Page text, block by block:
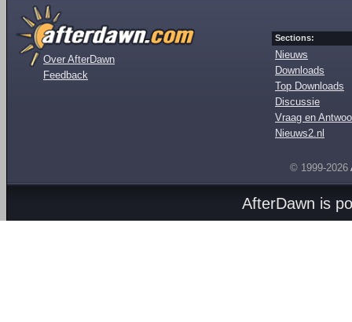
Over AfterDawn
Feedback
Sections:
Nieuws
Downloads
Top Downloads
Discussie
Vraag en
Nieuws2.nl
© 1999-2026
AfterDawn is